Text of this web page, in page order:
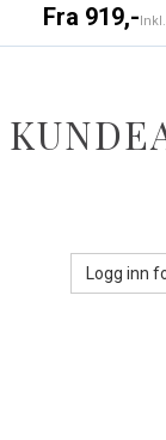
Fra 919,-
Logg inn